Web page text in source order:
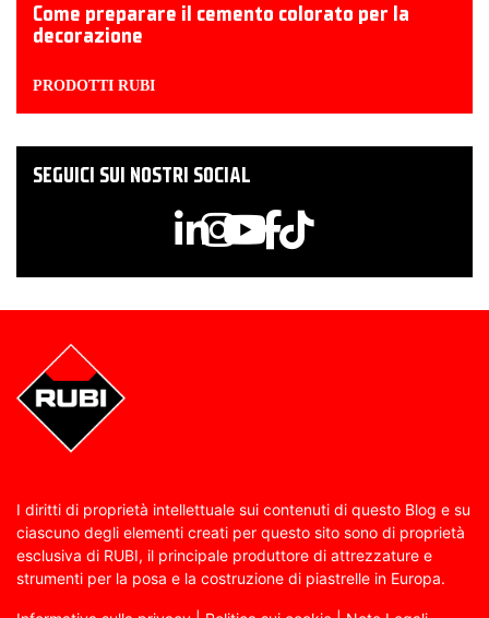
Come preparare il cemento colorato per la
decorazione
PRODOTTI RUBI
SEGUICI SUI NOSTRI SOCIAL
I diritti di proprietà intellettuale sui contenuti di questo Blog e su
ciascuno degli elementi creati per questo sito sono di proprietà
esclusiva di RUBI, il principale produttore di attrezzature e
strumenti per la posa e la costruzione di piastrelle in Europa.